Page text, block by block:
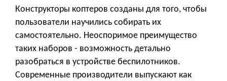
Конструкторы коптеров созданы для того, чтобы
пользователи научились собирать их
самостоятельно. Неоспоримое преимущество
таких наборов - возможность детально
разобраться в устройстве беспилотников.
Современные производители выпускают как